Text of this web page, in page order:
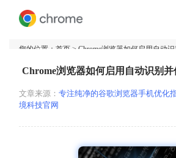
您的位置： 首页 > Chrome浏览器如何启用自动
Chrome浏览器如何启用自动识别
文章来源： 专注纯净的谷歌浏览器手机优化
境科技官网